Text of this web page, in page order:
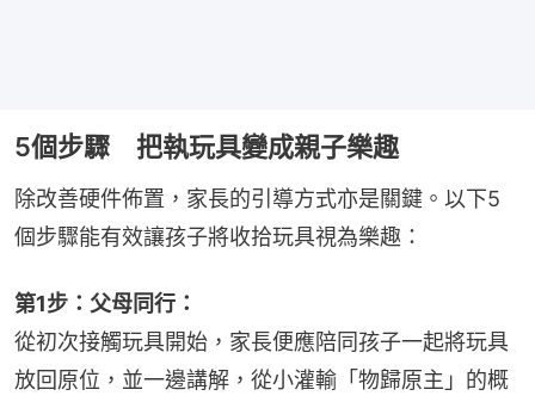
5個步驟 把執玩具變成親子樂趣
除改善硬件佈置，家長的引導方式亦是關鍵。以下5
個步驟能有效讓孩子將收拾玩具視為樂趣：
第1步：父母同行：
從初次接觸玩具開始，家長便應陪同孩子一起將玩具
放回原位，並一邊講解，從小灌輸「物歸原主」的概